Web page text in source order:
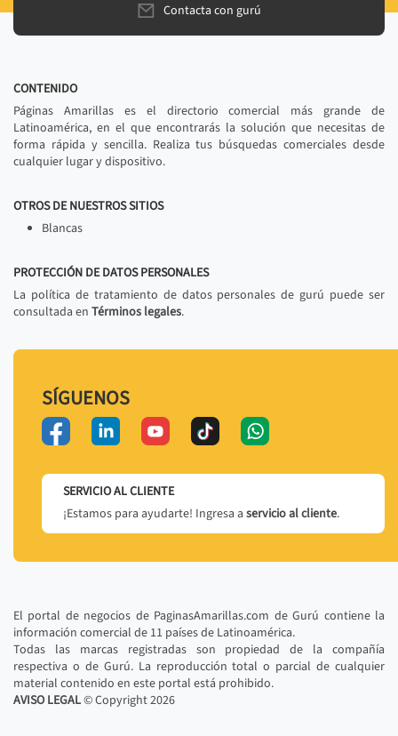
Contacta con gurú
CONTENIDO
Páginas Amarillas es el directorio comercial más grande de
Latinoamérica, en el que encontrarás la solución que necesitas de
forma rápida y sencilla. Realiza tus búsquedas comerciales desde
cualquier lugar y dispositivo.
OTROS DE NUESTROS SITIOS
Blancas
PROTECCIÓN DE DATOS PERSONALES
La política de tratamiento de datos personales de gurú puede ser
consultada en Términos legales.
SÍGUENOS
SERVICIO AL CLIENTE
¡Estamos para ayudarte! Ingresa a servicio al cliente.
El portal de negocios de PaginasAmarillas.com de Gurú contiene la
información comercial de 11 países de Latinoamérica.
Todas las marcas registradas son propiedad de la compañía
respectiva o de Gurú. La reproducción total o parcial de cualquier
material contenido en este portal está prohibido.
AVISO LEGAL© Copyright2026